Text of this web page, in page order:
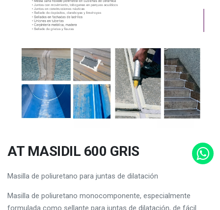
AT MASIDIL 600 GRIS
Masilla de poliuretano para juntas de dilatación
Masilla de poliuretano monocomponente, especialmente
formulada como sellante para juntas de dilatación, de fácil